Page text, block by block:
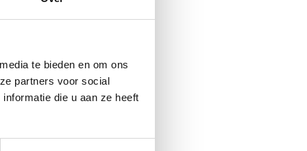
te bieden en om ons
partners voor social
die u aan ze heeft